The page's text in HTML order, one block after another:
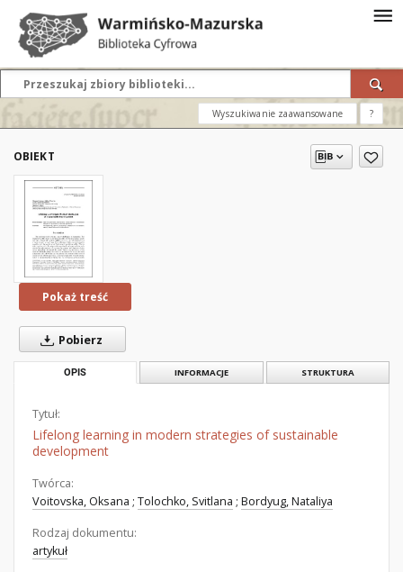
Wyszukiwanie zaawansowane ?
OBIEKT
Pokaż treść
Pobierz
OPIS INFORMACJE STRUKTURA
Tytuł:
Lifelong learning in modern strategies of sustainable
development
Twórca:
Voitovska, Oksana ; Tolochko, Svitlana ; Bordyug, Nataliya
Rodzaj dokumentu:
artykuł